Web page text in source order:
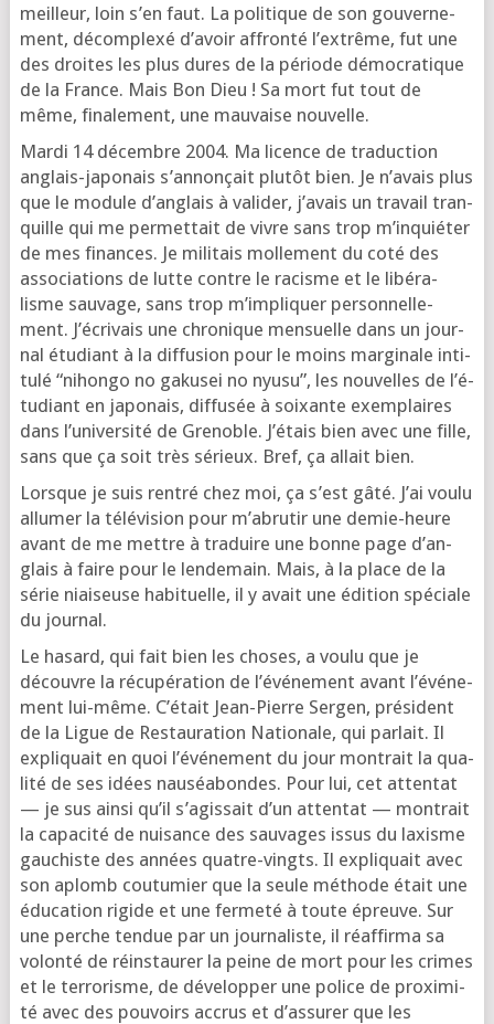
meilleur, loin s’en faut. La poli­tique de son gou­ver­ne­
ment, décom­plexé d’a­voir affron­té l’ex­trême, fut une
des droites les plus dures de la période démo­cra­tique
de la France. Mais Bon Dieu ! Sa mort fut tout de
même, fina­le­ment, une mau­vaise nouvelle.
Mar­di 14 décembre 2004. Ma licence de tra­duc­tion
anglais-japo­nais s’an­non­çait plu­tôt bien. Je n’a­vais plus
que le module d’an­glais à vali­der, j’a­vais un tra­vail tran­
quille qui me per­met­tait de vivre sans trop m’in­quié­ter
de mes finances. Je mili­tais mol­le­ment du coté des
asso­cia­tions de lutte contre le racisme et le libé­ra­
lisme sau­vage, sans trop m’im­pli­quer per­son­nel­le­
ment. J’é­cri­vais une chro­nique men­suelle dans un jour­
nal étu­diant à la dif­fu­sion pour le moins mar­gi­nale inti­
tu­lé “nihon­go no gaku­sei no nyu­su”, les nou­velles de l’é­
tu­diant en japo­nais, dif­fu­sée à soixante exem­plaires
dans l’u­ni­ver­si­té de Gre­noble. J’é­tais bien avec une fille,
sans que ça soit très sérieux. Bref, ça allait bien.
Lorsque je suis ren­tré chez moi, ça s’est gâté. J’ai vou­lu
allu­mer la télé­vi­sion pour m’a­bru­tir une demie-heure
avant de me mettre à tra­duire une bonne page d’an­
glais à faire pour le len­de­main. Mais, à la place de la
série niai­seuse habi­tuelle, il y avait une édi­tion spé­ciale
du journal.
Le hasard, qui fait bien les choses, a vou­lu que je
découvre la récu­pé­ra­tion de l’é­vé­ne­ment avant l’é­vé­ne­
ment lui-même. C’é­tait Jean-Pierre Ser­gen, pré­sident
de la Ligue de Res­tau­ra­tion Natio­nale, qui par­lait. Il
expli­quait en quoi l’é­vé­ne­ment du jour mon­trait la qua­
li­té de ses idées nau­séa­bondes. Pour lui, cet atten­tat
— je sus ain­si qu’il s’a­gis­sait d’un atten­tat — mon­trait
la capa­ci­té de nui­sance des sau­vages issus du laxisme
gau­chiste des années quatre-vingts. Il expli­quait avec
son aplomb cou­tu­mier que la seule méthode était une
édu­ca­tion rigide et une fer­me­té à toute épreuve. Sur
une perche ten­due par un jour­na­liste, il réaf­fir­ma sa
volon­té de réins­tau­rer la peine de mort pour les crimes
et le ter­ro­risme, de déve­lop­per une police de proxi­mi­
té avec des pou­voirs accrus et d’as­su­rer que les